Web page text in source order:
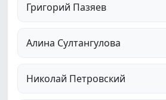
Григорий Пазяев
Алина Султангулова
Николай Петровский